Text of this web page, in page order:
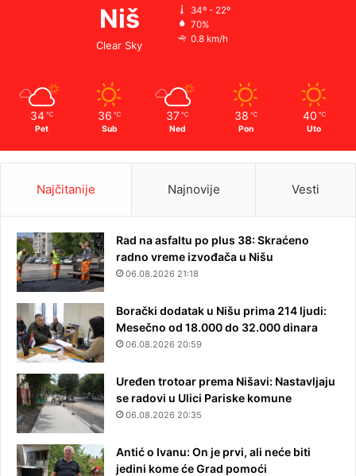
Niš
Clear Sky
34º - 22º
70%
0.8 km/h
34 ℃
Pet
36 ℃
Sub
37 ℃
Ned
38 ℃
Pon
40 ℃
Uto
Najčitanije Najnovije Vesti
Rad na asfaltu po plus 38: Skraćeno
radno vreme izvođača u Nišu
06.08.2026 21:18
Borački dodatak u Nišu prima 214 ljudi:
Mesečno od 18.000 do 32.000 dinara
06.08.2026 20:59
Uređen trotoar prema Nišavi: Nastavljaju
se radovi u Ulici Pariske komune
06.08.2026 20:35
Antić o Ivanu: On je prvi, ali neće biti
jedini kome će Grad pomoći